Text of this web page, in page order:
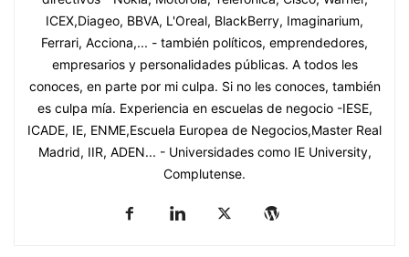
ICEX,Diageo, BBVA, L'Oreal, BlackBerry, Imaginarium,
Ferrari, Acciona,... - también políticos, emprendedores,
empresarios y personalidades públicas. A todos les
conoces, en parte por mi culpa. Si no les conoces, también
es culpa mía. Experiencia en escuelas de negocio -IESE,
ICADE, IE, ENME,Escuela Europea de Negocios,Master Real
Madrid, IIR, ADEN... - Universidades como IE University,
Complutense.